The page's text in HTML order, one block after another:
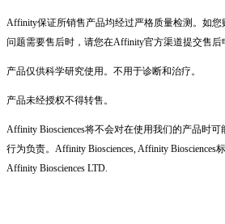
Affinity保证所销售产品均经过严格质量检测。如
问题需要售后时，请您在Affinity官方渠道提交售后
产品仅供科学研究使用。不用于诊断和治疗。
产品未经授权不得转售。
Affinity Biosciences将不会对在使用我们的产品时
行为负责。Affinity Biosciences, Affinity Biosciences
Affinity Biosciences LTD.